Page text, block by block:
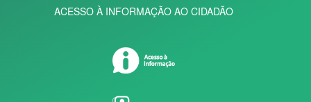
ACESSO À INFORMAÇÃO AO CIDADÃO